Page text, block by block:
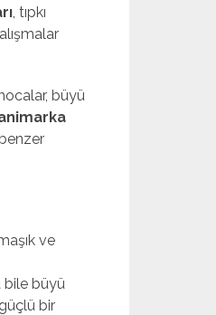
, tıpkı
büyü
ve
bile büyü
bir